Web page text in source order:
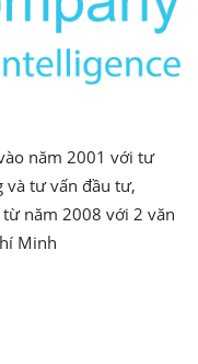
năm 2001 với tư
và tư vấn đầu tư,
năm 2008 với 2 văn
Minh